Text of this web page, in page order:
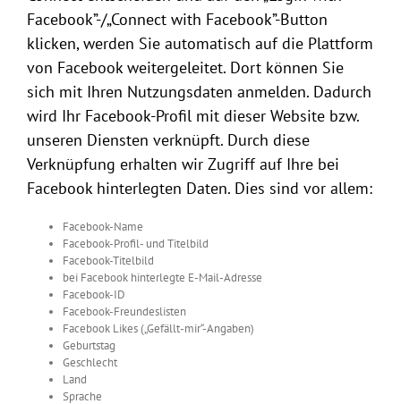
Facebook”-/„Connect with Facebook”-Button
klicken, werden Sie automatisch auf die Plattform
von Facebook weitergeleitet. Dort können Sie
sich mit Ihren Nutzungsdaten anmelden. Dadurch
wird Ihr Facebook-Profil mit dieser Website bzw.
unseren Diensten verknüpft. Durch diese
Verknüpfung erhalten wir Zugriff auf Ihre bei
Facebook hinterlegten Daten. Dies sind vor allem:
Facebook-Name
Facebook-Profil- und Titelbild
Facebook-Titelbild
bei Facebook hinterlegte E-Mail-Adresse
Facebook-ID
Facebook-Freundeslisten
Facebook Likes („Gefällt-mir“-Angaben)
Geburtstag
Geschlecht
Land
Sprache